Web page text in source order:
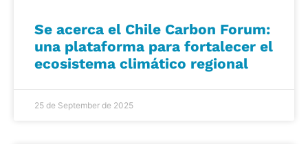
Se acerca el Chile Carbon Forum:
una plataforma para fortalecer el
ecosistema climático regional
25 de September de 2025